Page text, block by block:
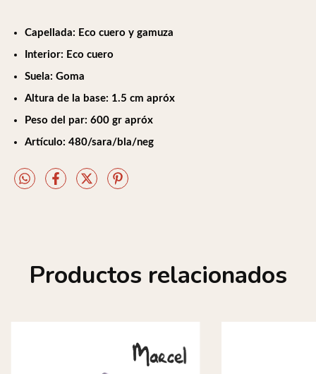
Capellada: Eco cuero y gamuza
Interior: Eco cuero
Suela: Goma
Altura de la base: 1.5 cm apróx
Peso del par: 600 gr apróx
Artículo: 480/sara/bla/neg
Productos relacionados